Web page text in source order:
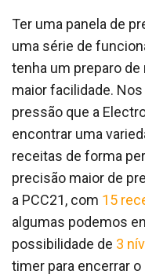
Ter uma panela de
uma série de
tenha um preparo
maior facilidade.
pressão que a
encontrar uma
receitas de forma
precisão maior de
a PCC21, com 15
algumas podemos
possibilidade de 3
timer para encerrar